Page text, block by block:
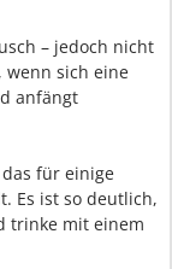
– jedoch nicht
wenn sich eine
anfängt
das für einige
Es ist so deutlich,
trinke mit einem